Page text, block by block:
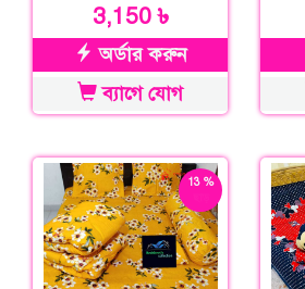
3,150 ৳
অর্ডার করুন
ব্যাগে যোগ
13 %